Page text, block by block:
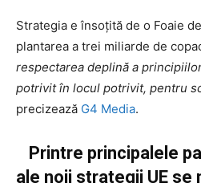
Strategia e însoțită de o Foaie
plantarea a trei miliarde de
respectarea deplină a
potrivit în locul potrivit, pentru
precizează G4 Media.
Printre principalele
ale noii strategii UE se